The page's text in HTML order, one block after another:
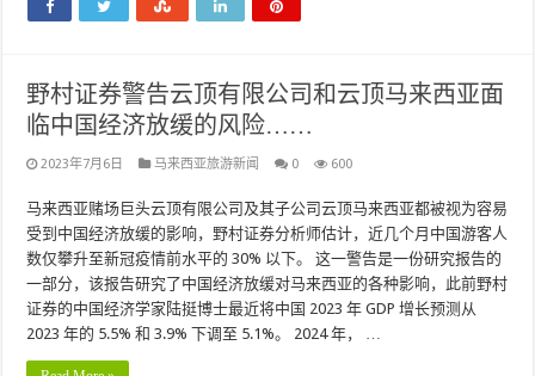
野村证券警告云顶有限公司和云顶马来西亚面
临中国经济放缓的风险……
2023年7月6日 马来西亚旅游新闻 0 600
马来西亚赌场巨头云顶有限公司及其子公司云顶马来西亚都被视为容易
受到中国经济放缓的影响，野村证券分析师估计，近几个月中国游客人
数仅攀升至新冠疫情前水平的 30% 以下。 这一警告是一份研究报告的
一部分，该报告研究了中国经济放缓对马来西亚的各种影响，此前野村
证券的中国经济学家陆挺博士最近将中国 2023 年 GDP 增长预测从
2023 年的 5.5% 和 3.9% 下调至 5.1%。 2024 年， …